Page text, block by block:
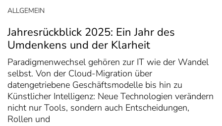
ALLGEMEIN
Jahresrückblick 2025: Ein Jahr des
Umdenkens und der Klarheit
Paradigmenwechsel gehören zur IT wie der Wandel
selbst. Von der Cloud-Migration über
datengetriebene Geschäftsmodelle bis hin zu
Künstlicher Intelligenz: Neue Technologien verändern
nicht nur Tools, sondern auch Entscheidungen,
Rollen und